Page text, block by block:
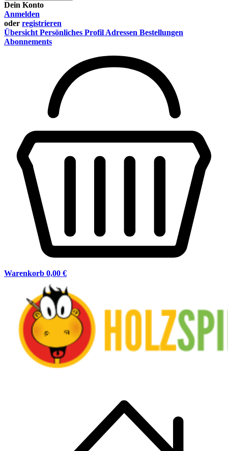
Dein Konto
Anmelden
oder registrieren
Übersicht Persönliches Profil Adressen Bestellungen
Abonnements
Warenkorb 0,00 €